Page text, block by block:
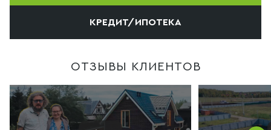
КРЕДИТ/ИПОТЕКА
ОТЗЫВЫ КЛИЕНТОВ